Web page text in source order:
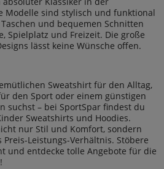
Modelle sind stylisch und funktional
und bequemen Schnitten
Spielplatz und Freizeit. Die große
lässt keine Wünsche offen.
Sweatshirt für den Alltag,
den Sport oder einem günstigen
suchst – bei SportSpar findest du
Sweatshirts und Hoodies.
nur Stil und Komfort, sondern
Leistungs-Verhältnis. Stöbere
und entdecke tolle Angebote für die